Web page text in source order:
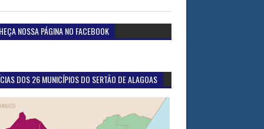
NOSSA PÁGINA NO FACEBOOK
DOS 26 MUNICÍPIOS DO SERTÃO DE ALAGOAS